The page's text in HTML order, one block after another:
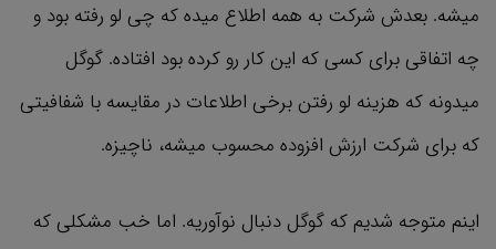
میشه. بعدش شرکت به همه اطلاع میده که چی لو رفته بود و
چه اتفاقی برای کسی که این کار رو کرده بود افتاده. گوگل
میدونه که هزینه لو رفتن برخی اطلاعات در مقایسه با شفافیتی
که برای شرکت ارزش افزوده محسوب میشه، ناچیزه.
اینم متوجه شدیم که گوگل دنبال نوآوریه. اما خب مشکلی که